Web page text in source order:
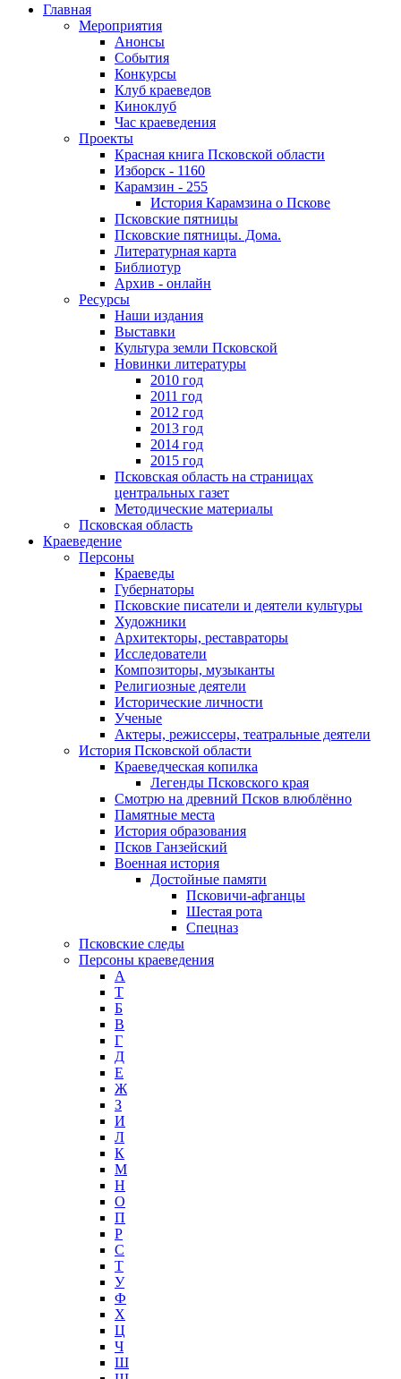
Главная
Мероприятия
Анонсы
События
Конкурсы
Клуб краеведов
Киноклуб
Час краеведения
Проекты
Красная книга Псковской области
Изборск - 1160
Карамзин - 255
История Карамзина о Пскове
Псковские пятницы
Псковские пятницы. Дома.
Литературная карта
Библиотур
Архив - онлайн
Ресурсы
Наши издания
Выставки
Культура земли Псковской
Новинки литературы
2010 год
2011 год
2012 год
2013 год
2014 год
2015 год
Псковская область на страницах
центральных газет
Методические материалы
Псковская область
Краеведение
Персоны
Краеведы
Губернаторы
Псковские писатели и деятели культуры
Художники
Архитекторы, реставраторы
Исследователи
Композиторы, музыканты
Религиозные деятели
Исторические личности
Ученые
Актеры, режиссеры, театральные деятели
История Псковской области
Краеведческая копилка
Легенды Псковского края
Смотрю на древний Псков влюблённо
Памятные места
История образования
Псков Ганзейский
Военная история
Достойные памяти
Псковичи-афганцы
Шестая рота
Спецназ
Псковские следы
Персоны краеведения
А
T
Б
В
Г
Д
Е
Ж
З
И
Л
К
М
Н
О
П
Р
С
Т
У
Ф
Х
Ц
Ч
Ш